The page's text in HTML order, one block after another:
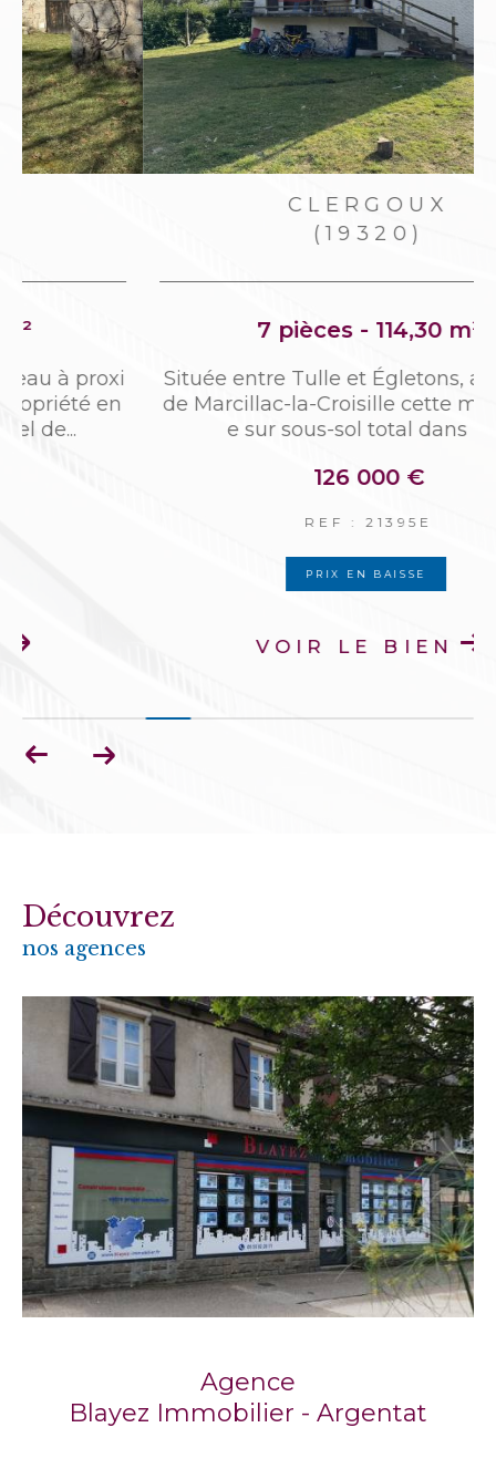
CLERGOUX
7 pièces - 114,30 m²
Située entre Tulle et Égletons, aux portes
de Marcillac-la-Croisille cette maison bâti
e sur sous-sol total dans les...
REF : 21395E
VOIR LE BIEN
Découvrez
nos agences
Agence
Blayez Immobilier - Argentat